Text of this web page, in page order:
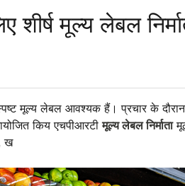
मूल्य लेबल
मूल्य लेबल आवश्यक हैं। प्रचार के
किय एचपीआरटीमूल्य लेबल निर्माता
ख